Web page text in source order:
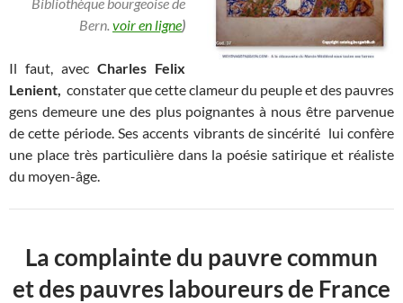
Bern. voir en ligne)
Il faut, avec Charles Felix
Lenient, constater que cette clameur du peuple et des pauvres
gens demeure une des plus poignantes à nous être parvenue
de cette période. Ses accents vibrants de sincérité lui confère
une place très particulière dans la poésie satirique et réaliste
du moyen-âge.
La complainte du pauvre commun
et des pauvres laboureurs de France